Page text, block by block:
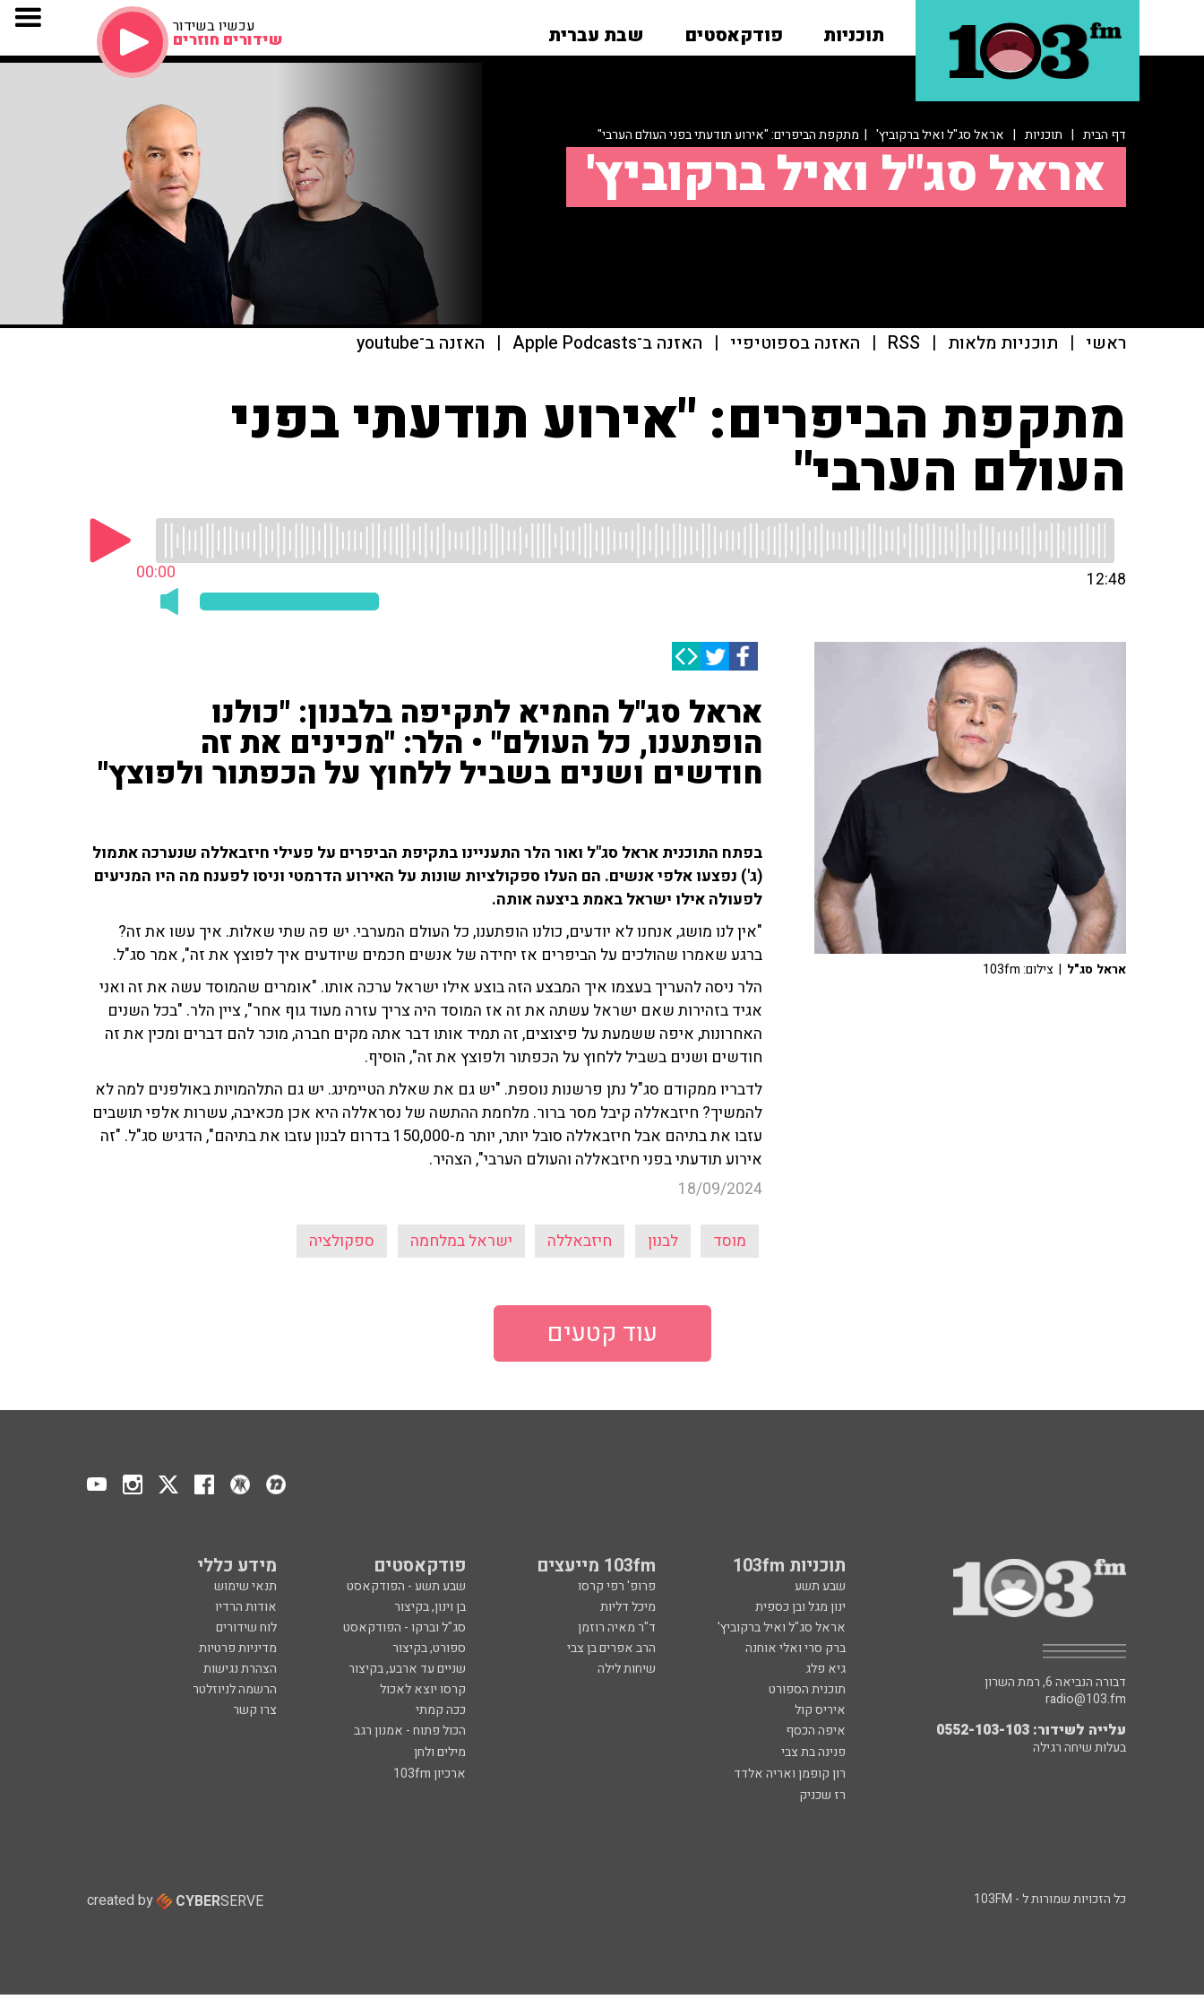
תוכניות פודקאסטים שבת עברית עכשיו בשידור
שידורים חוזרים
דף הבית | תוכניות | אראל סג"ל ואיל ברקוביץ' | מתקפת הביפרים: "אירוע תודעתי בפני העולם הערבי"
אראל סג"ל ואיל ברקוביץ'
ראשי | תוכניות מלאות |
RSS
| האזנה בספוטיפיי | האזנה ב־Apple Podcasts | האזנה ב־youtube
מתקפת הביפרים: "אירוע תודעתי בפני
העולם הערבי"
00:00 12:48
אראל סג"ל החמיא לתקיפה בלבנון: "כולנו
הופתענו, כל העולם" • הלר: "מכינים את זה
חודשים ושנים בשביל ללחוץ על הכפתור ולפוצץ"
בפתח התוכנית אראל סג"ל ואור הלר התעניינו בתקיפת הביפרים על פעילי חיזבאללה שנערכה אתמול
(ג') נפצעו אלפי אנשים. הם העלו ספקולציות שונות על האירוע הדרמטי וניסו לפענח מה היו המניעים
לפעולה אילו ישראל באמת ביצעה אותה.
"אין לנו מושג, אנחנו לא יודעים, כולנו הופתענו, כל העולם המערבי. יש פה שתי שאלות. איך עשו את זה?
ברגע שאמרו שהולכים על הביפרים אז יחידה של אנשים חכמים שיודעים איך לפוצץ את זה", אמר סג"ל.
הלר ניסה להעריך בעצמו איך המבצע הזה בוצע אילו ישראל ערכה אותו. "אומרים שהמוסד עשה את זה ואני
אגיד בזהירות שאם ישראל עשתה את זה אז המוסד היה צריך עזרה מעוד גוף אחר", ציין הלר. "בכל השנים
האחרונות, איפה ששמעת על פיצוצים, זה תמיד אותו דבר אתה מקים חברה, מוכר להם דברים ומכין את זה
חודשים ושנים בשביל ללחוץ על הכפתור ולפוצץ את זה", הוסיף.
לדבריו ממקודם סג"ל נתן פרשנות נוספת. "יש גם את שאלת הטיימינג. יש גם התלהמויות באולפנים למה לא
להמשיך? חיזבאללה קיבל מסר ברור. מלחמת ההתשה של נסראללה היא אכן מכאיבה, עשרות אלפי תושבים
עזבו את בתיהם אבל חיזבאללה סובל יותר, יותר מ-150,000 בדרום לבנון עזבו את בתיהם", הדגיש סג"ל. "זה
אירוע תודעתי בפני חיזבאללה והעולם הערבי", הצהיר.
18/09/2024
מוסד לבנון חיזבאללה ישראל במלחמה ספקולציה
אראל סג"ל | צילום: 103fm
עוד קטעים
תוכניות 103fm 103fm מייעצים פודקאסטים מידע כללי
שבע תשע פרופ' רפי קרסו שבע תשע - הפודקאסט
תנאי שימוש
ינון מגל ובן כספית
מיכל דליות בן וינון, בקיצור
אודות הרדיו
אראל סג"ל ואיל ברקוביץ'
ד"ר מאיה רוזמן סג"ל וברקו - הפודקאסט
לוח שידורים
ברק סרי ואלי אוחנה
הרב אפרים בן צבי ספורט, בקיצור
מדיניות פרטיות
גיא פלג
שיחות לילה שניים עד ארבע, בקיצור
הצהרת נגישות
תוכנית הספורט
קרסו יוצא לאכול
הרשמה לניוזלטר
איריס קול
ככה קמתי
צרו קשר
איפה הכסף
הכול פתוח - אמנון רגב
פנינה בת צבי
מילים ולחן
רון קופמן ואריה אלדד
ארכיון 103fm
רז שכניק
דבורה הנביאה 6, רמת השרון
radio@103.fm
עלייה לשידור: 0552-103-103
בעלות שיחה רגילה
כל הזכויות שמורות ל - 103FM created by CYBERSERVE